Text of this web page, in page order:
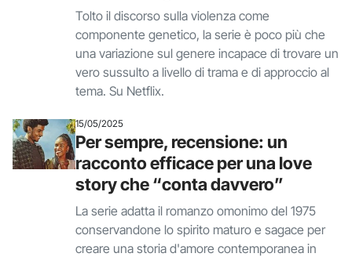
Tolto il discorso sulla violenza come
componente genetico, la serie è poco più che
una variazione sul genere incapace di trovare un
vero sussulto a livello di trama e di approccio al
tema. Su Netflix.
15/05/2025
Per sempre, recensione: un
racconto efficace per una love
story che “conta davvero”
La serie adatta il romanzo omonimo del 1975
conservandone lo spirito maturo e sagace per
creare una storia d'amore contemporanea in